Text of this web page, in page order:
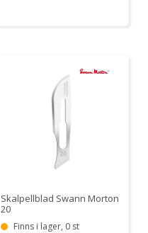
Skalpellblad Swann Morton
20
Finns i lager, 0 st